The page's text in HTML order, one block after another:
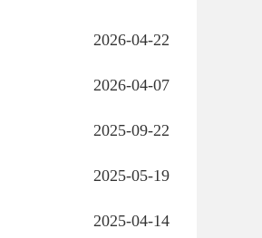
2026-04-22
2026-04-07
2025-09-22
2025-05-19
2025-04-14